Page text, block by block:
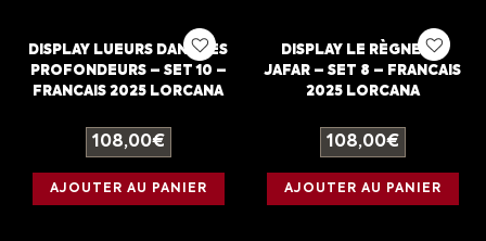
DISPLAY LUEURS DANS LES
PROFONDEURS – SET 10 –
FRANCAIS 2025 LORCANA
108,00€
AJOUTER AU PANIER
DISPLAY LE RÈGNE DE
JAFAR – SET 8 – FRANCAIS
2025 LORCANA
108,00€
AJOUTER AU PANIER